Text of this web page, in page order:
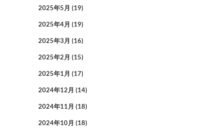
2025年5月 (19)
2025年4月 (19)
2025年3月 (16)
2025年2月 (15)
2025年1月 (17)
2024年12月 (14)
2024年11月 (18)
2024年10月 (18)